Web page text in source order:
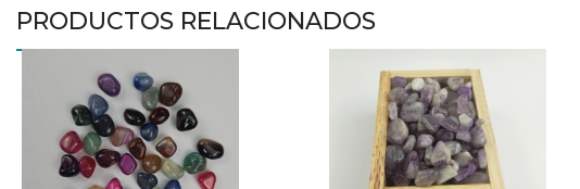
PRODUCTOS RELACIONADOS